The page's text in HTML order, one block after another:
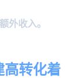
外收入。
转化着